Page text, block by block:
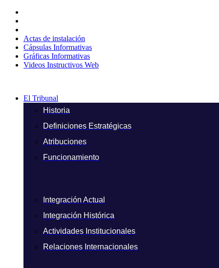
contenido
Actas de instalación
Cápsulas Informativas
Gráficas Informativas
Videos Instructivos Web
El Tribunal
Historia
Definiciones Estratégicas
Atribuciones
Funcionamiento
Integración Actual
Integración Histórica
Actividades Institucionales
Relaciones Internacionales